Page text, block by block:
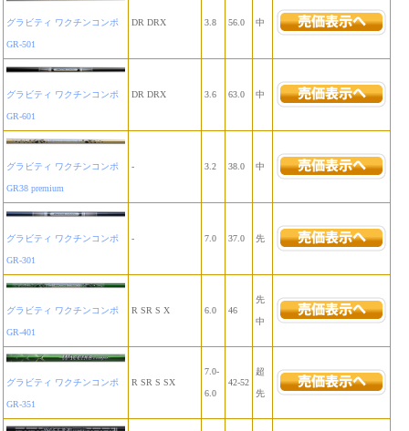
グラビティ ワクチンコンポ
GR-501
DR DRX 3.8 56.0 中
グラビティ ワクチンコンポ
GR-601
DR DRX 3.6 63.0 中
グラビティ ワクチンコンポ
GR38 premium
- 3.2 38.0 中
グラビティ ワクチンコンポ
GR-301
- 7.0 37.0 先
グラビティ ワクチンコンポ
GR-401
R SR S X 6.0 46
先
中
グラビティ ワクチンコンポ
GR-351
R SR S SX
7.0-
6.0
42-52
超
先